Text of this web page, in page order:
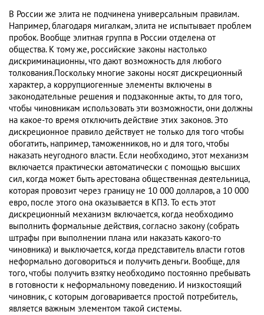
В России же элита не подчинена универсальным правилам.
Например, благодаря мигалкам, элита не испытывает проблем
пробок. Вообще элитная группа в России отделена от
общества. К тому же, российские законы настолько
дискриминационны, что дают возможность для любого
толкования.Поскольку многие законы носят дискреционный
характер, а коррупциогенные элементы включены в
законодательные решения и подзаконные акты, то для того,
чтобы чиновникам использовать эти возможности, они должны
на какое-то время отключить действие этих законов. Это
дискреционное правило действует не только для того чтобы
обогатить, например, таможенников, но и для того, чтобы
наказать неугодного власти. Если необходимо, этот механизм
включается практически автоматически с помощью высших
сил, когда может быть арестована общественная деятельница,
которая провозит через границу не 10 000 долларов, а 10 000
евро, после этого она оказывается в КПЗ. То есть этот
дискреционный механизм включается, когда необходимо
выполнить формальные действия, согласно закону (собрать
штрафы при выполнении плана или наказать какого-то
чиновника) и выключается, когда представитель власти готов
неформально договориться и получить деньги. Вообще, для
того, чтобы получить взятку необходимо постоянно пребывать
в готовности к неформальному поведению. И низкостоящий
чиновник, с которым договаривается простой потребитель,
является важным элементом такой системы.